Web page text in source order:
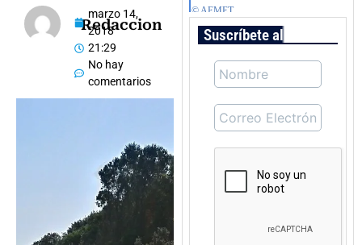
Redaccion
marzo 14,
2018
21:29
No hay
comentarios
Suscríbete al boletín